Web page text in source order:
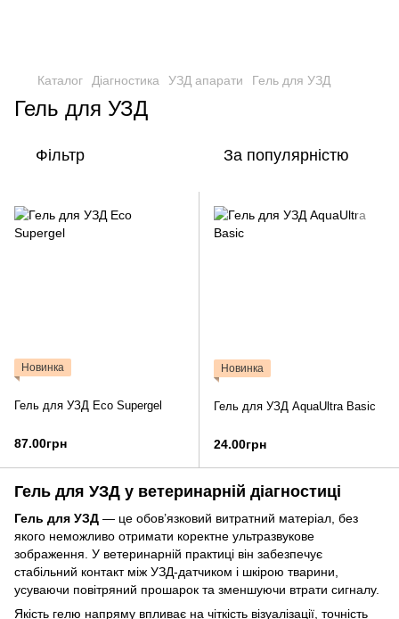
Каталог Діагностика УЗД апарати Гель для УЗД
Гель для УЗД
Фільтр За популярністю
Новинка
Гель для УЗД Eco Supergel
87.00грн
Новинка
Гель для УЗД AquaUltra Basic
24.00грн
Гель для УЗД у ветеринарній діагностиці
Гель для УЗД — це обов’язковий витратний матеріал, без
якого неможливо отримати коректне ультразвукове
зображення. У ветеринарній практиці він забезпечує
стабільний контакт між УЗД-датчиком і шкірою тварини,
усуваючи повітряний прошарок та зменшуючи втрати сигналу.
Якість гелю напряму впливає на чіткість візуалізації, точність